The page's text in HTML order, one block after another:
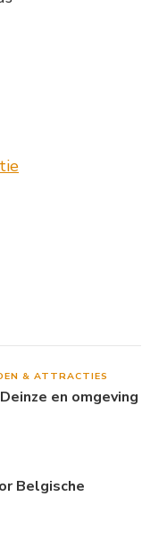
& ATTRACTIES
en omgeving
Belgische